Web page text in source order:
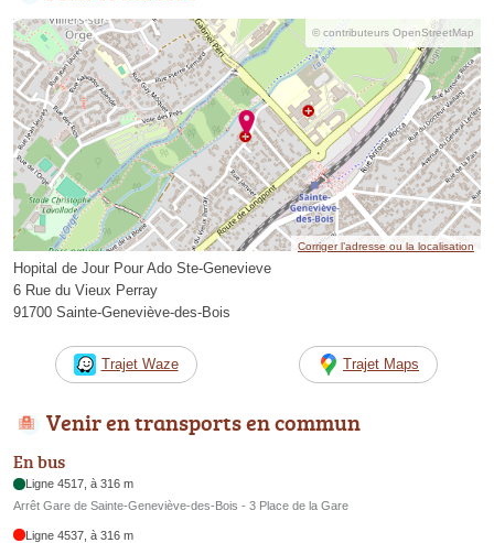
© contributeurs OpenStreetMap
Corriger l’adresse ou la localisation
Hopital de Jour Pour Ado Ste-Genevieve
6 Rue du Vieux Perray
91700 Sainte-Geneviève-des-Bois
Trajet Waze Trajet Maps
Venir en transports en commun
En bus
Ligne 4517, à 316 m
Arrêt Gare de Sainte-Geneviève-des-Bois - 3 Place de la Gare
Ligne 4537, à 316 m